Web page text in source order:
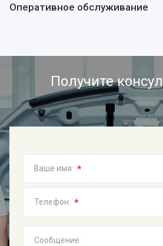
Оперативное обслуживание
Получите
Ваше имя: *
Телефон: *
Сообщение: